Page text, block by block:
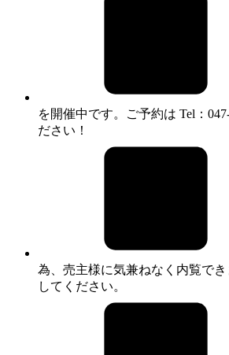
を開催中です。ご予約は Tel：
ださい！
為、売主様に気兼ねなく内覧で
してください。